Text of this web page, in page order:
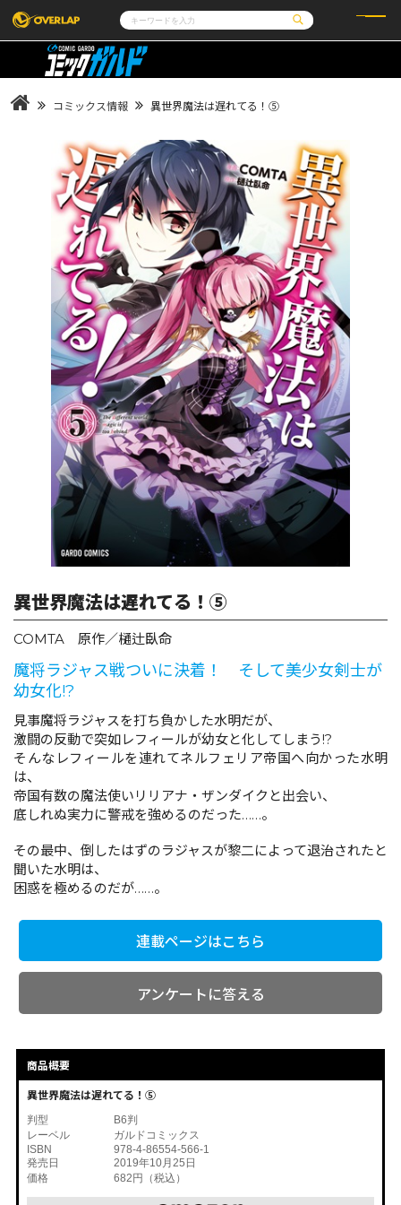
コミック
LiQulle
ライトノベル
ノベルスf
ポケットモンスター
アニメ
ゲーム
オーバーラップ広報室
企業
会社概要
採用情報
アクセス
オーバーラップホールディングス
お問い合わせはこちら
オーバーラップ文庫
オーバーラップノベルス
オーバーラップノベルスf
ロサージュノベルス
コミックガルド
コミッククリエ
コミックエッセイ
コミックス情報 異世界魔法は遅れてる！⑤
異世界魔法は遅れてる！⑤
COMTA 原作／樋辻臥命
魔将ラジャス戦ついに決着！ そして美少女剣士が
幼女化!?
見事魔将ラジャスを打ち負かした水明だが、
激闘の反動で突如レフィールが幼女と化してしまう!?
そんなレフィールを連れてネルフェリア帝国へ向かった水明
は、
帝国有数の魔法使いリリアナ・ザンダイクと出会い、
底しれぬ実力に警戒を強めるのだった……。
その最中、倒したはずのラジャスが黎二によって退治されたと
聞いた水明は、
困惑を極めるのだが……。
連載ページはこちら
アンケートに答える
商品概要
異世界魔法は遅れてる！⑤
判型
B6判
レーベル
ガルドコミックス
ISBN
978-4-86554-566-1
発売日
2019年10月25日
価格
682円（税込）